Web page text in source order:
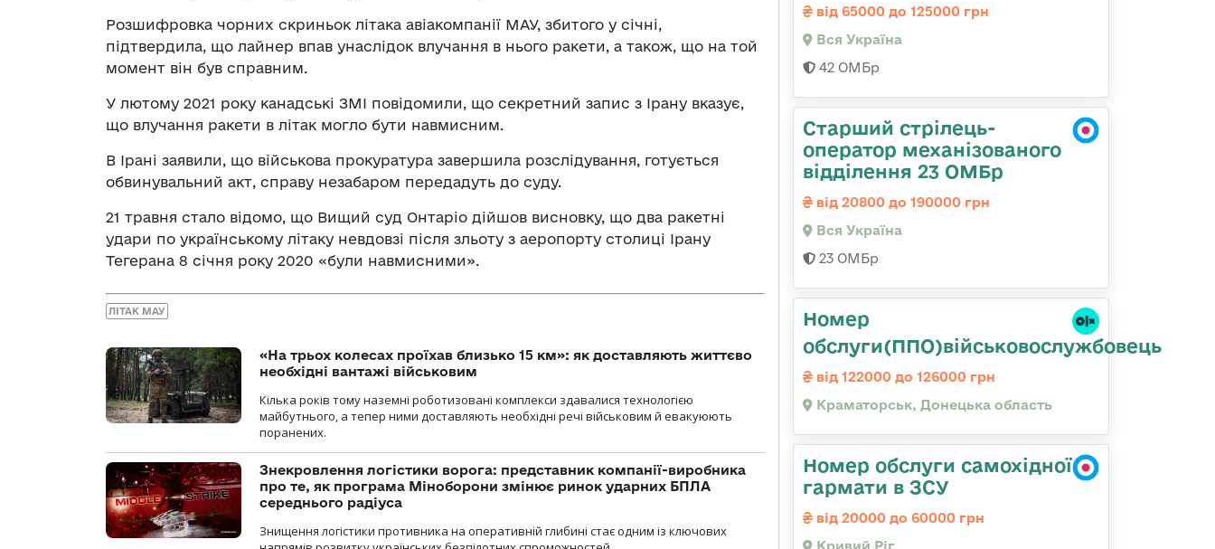
Розшифровка чорних скриньок літака авіакомпанії МАУ, збитого у січні,
підтвердила, що лайнер впав унаслідок влучання в нього ракети, а також, що на той
момент він був справним.
У лютому 2021 року канадські ЗМІ повідомили, що секретний запис з Ірану вказує,
що влучання ракети в літак могло бути навмисним.
В Ірані заявили, що військова прокуратура завершила розслідування, готується
обвинувальний акт, справу незабаром передадуть до суду.
21 травня стало відомо, що Вищий суд Онтаріо дійшов висновку, що два ракетні
удари по українському літаку невдовзі після зльоту з аеропорту столиці Ірану
Тегерана 8 січня року 2020 «були навмисними».
ЛІТАК МАУ
«На трьох колесах проїхав близько 15 км»: як доставляють життєво
необхідні вантажі військовим
Кілька років тому наземні роботизовані комплекси здавалися технологією
майбутнього, а тепер ними доставляють необхідні речі військовим й евакуюють
поранених.
Знекровлення логістики ворога: представник компанії-виробника
про те, як програма Міноборони змінює ринок ударних БПЛА
середнього радіуса
Знищення логістики противника на оперативній глибині стає одним із ключових
від 65000 до 125000 грн
Вся Україна
42 ОМБр
Старший стрілець-
оператор механізованого
відділення 23 ОМБр
від 20800 до 190000 грн
Вся Україна
23 ОМБр
Номер
обслуги(ППО)військовослужбовець
від 122000 до 126000 грн
Краматорськ, Донецька область
Номер обслуги самохідної
гармати в ЗСУ
від 20000 до 60000 грн
Кривий Ріг